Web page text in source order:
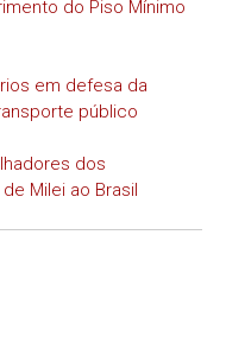
do Piso Mínimo
em defesa da
público
dos
Milei ao Brasil